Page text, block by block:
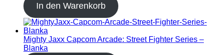
In den Warenkorb
Mighty Jaxx Capcom Arcade: Street Fighter Series –
Blanka